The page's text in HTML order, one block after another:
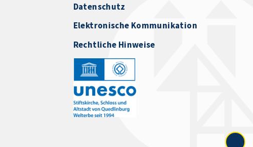
Datenschutz
Elektronische Kommunikation
Rechtliche Hinweise